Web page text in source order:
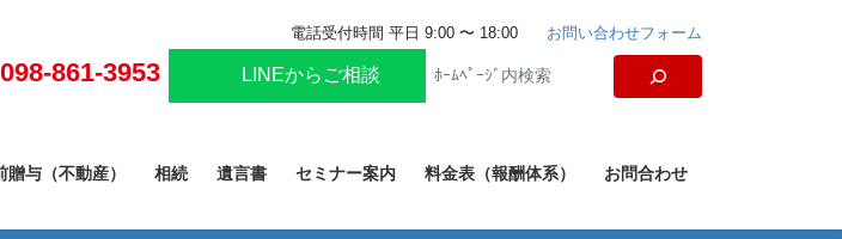
電話受付時間 平日 9:00 〜 18:00 お問い合わせフォーム
098-861-3953 LINEからご相談
贈与（不動産） 相続 遺言書 セミナー案内 料金表（報酬体系） お問合わせ